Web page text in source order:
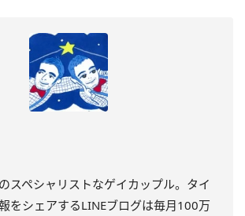
スペシャリストなゲイカップル。タイ
をシェアするLINEブログは毎月100万